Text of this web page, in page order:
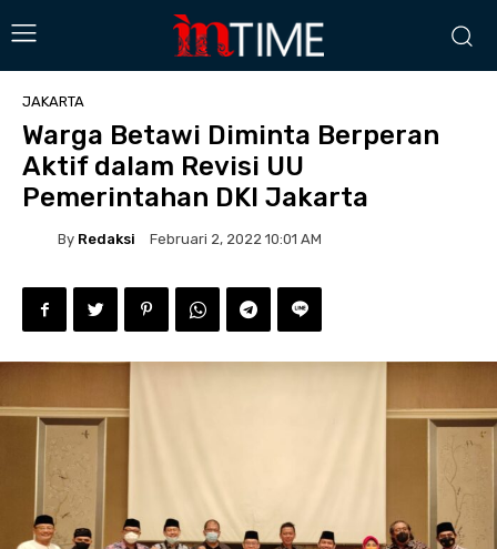
JAKARTA
Warga Betawi Diminta Berperan
Aktif dalam Revisi UU
Pemerintahan DKI Jakarta
By Redaksi Februari 2, 2022 10:01 AM